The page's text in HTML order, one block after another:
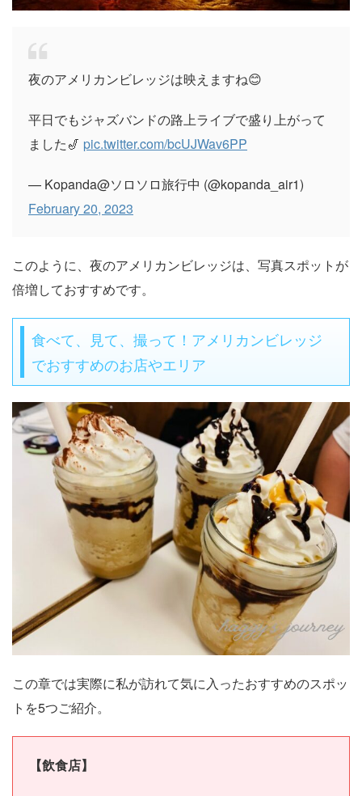
夜のアメリカンビレッジは映えますね😊
平日でもジャズバンドの路上ライブで盛り上がって
ました🎷 pic.twitter.com/bcUJWav6PP
— Kopanda@ソロソロ旅行中 (@kopanda_air1)
February 20, 2023
このように、夜のアメリカンビレッジは、写真スポットが
倍増しておすすめです。
食べて、見て、撮って！アメリカンビレッジ
でおすすめのお店やエリア
この章では実際に私が訪れて気に入ったおすすめのスポッ
トを5つご紹介。
【飲食店】